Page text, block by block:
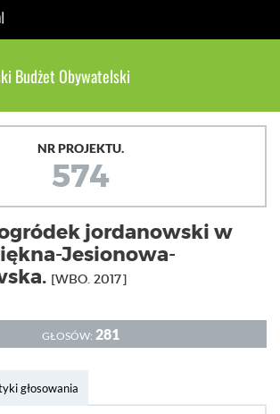
Budżet Obywatelski
NR PROJEKTU.
574
jordanowski w
Jesionowa-
[WBO. 2017]
GŁOSÓW: 281
głosowania